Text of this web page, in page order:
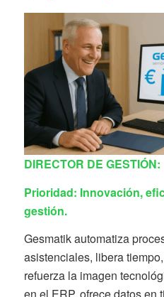
DIRECTOR DE GESTIÓN:
Prioridad: Innovación,
gestión.
Gesmatik automatiza
asistenciales, libera
refuerza la imagen